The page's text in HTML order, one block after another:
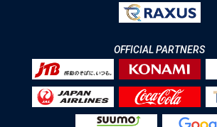
OFFICIAL PARTNERS